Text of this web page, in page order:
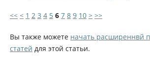
<< < 1 2 3 4 5 6 7 8 9 10 > >>
Вы также можете начать расширеннвй
статей для этой статьи.